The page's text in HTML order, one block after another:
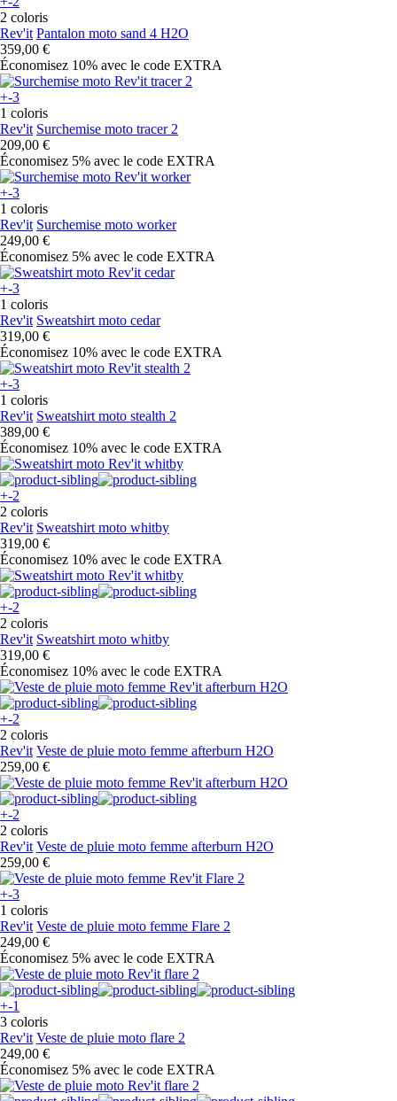
2 coloris
Rev'it Pantalon moto sand 4 H2O
359,00 €
Économisez 10% avec le code EXTRA
+-3
1 coloris
Rev'it Surchemise moto tracer 2
209,00 €
Économisez 5% avec le code EXTRA
+-3
1 coloris
Rev'it Surchemise moto worker
249,00 €
Économisez 5% avec le code EXTRA
+-3
1 coloris
Rev'it Sweatshirt moto cedar
319,00 €
Économisez 10% avec le code EXTRA
+-3
1 coloris
Rev'it Sweatshirt moto stealth 2
389,00 €
Économisez 10% avec le code EXTRA
+-2
2 coloris
Rev'it Sweatshirt moto whitby
319,00 €
Économisez 10% avec le code EXTRA
+-2
2 coloris
Rev'it Sweatshirt moto whitby
319,00 €
Économisez 10% avec le code EXTRA
+-2
2 coloris
Rev'it Veste de pluie moto femme afterburn H2O
259,00 €
+-2
2 coloris
Rev'it Veste de pluie moto femme afterburn H2O
259,00 €
+-3
1 coloris
Rev'it Veste de pluie moto femme Flare 2
249,00 €
Économisez 5% avec le code EXTRA
+-1
3 coloris
Rev'it Veste de pluie moto flare 2
249,00 €
Économisez 5% avec le code EXTRA